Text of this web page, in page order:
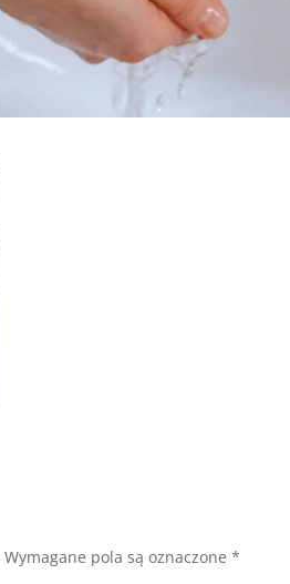
Wymagane pola są oznaczone*